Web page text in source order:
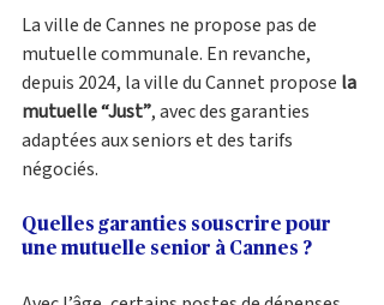
La ville de Cannes ne propose pas de
mutuelle communale. En revanche,
depuis 2024, la ville du Cannet propose la
mutuelle “Just”, avec des garanties
adaptées aux seniors et des tarifs
négociés.
Quelles garanties souscrire pour
une mutuelle senior à Cannes ?